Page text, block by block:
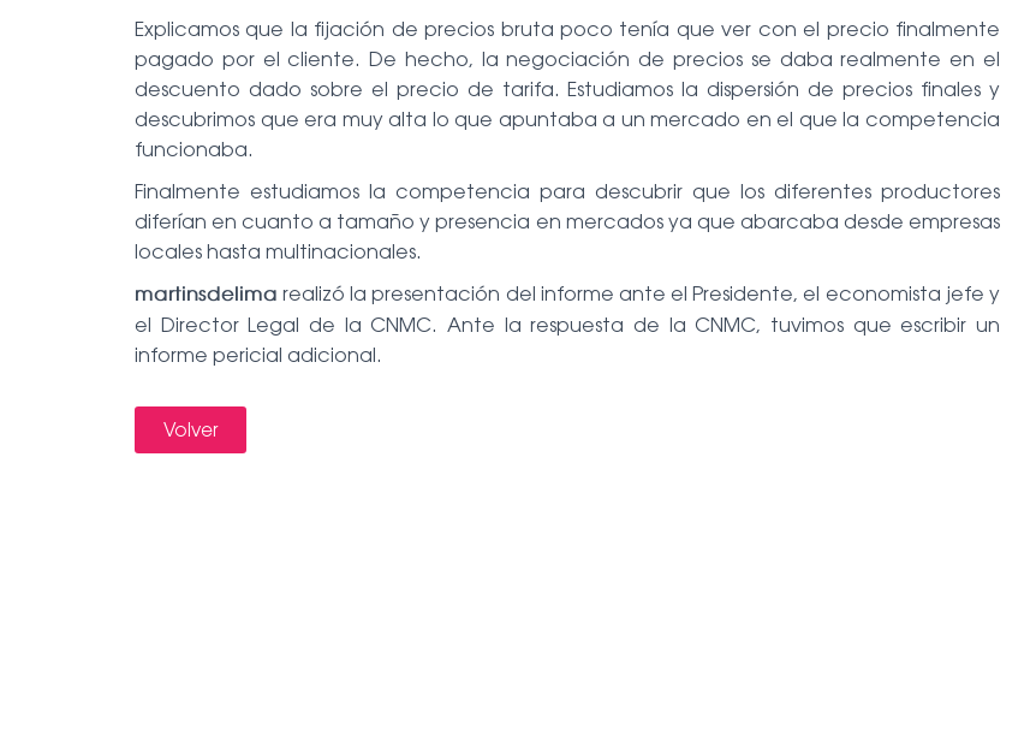
Explicamos que la fijación de precios bruta poco tenía que ver con el precio finalmente
pagado por el cliente. De hecho, la negociación de precios se daba realmente en el
descuento dado sobre el precio de tarifa. Estudiamos la dispersión de precios finales y
descubrimos que era muy alta lo que apuntaba a un mercado en el que la competencia
funcionaba.
Finalmente estudiamos la competencia para descubrir que los diferentes productores
diferían en cuanto a tamaño y presencia en mercados ya que abarcaba desde empresas
locales hasta multinacionales.
martinsdelima realizó la presentación del informe ante el Presidente, el economista jefe y
el Director Legal de la CNMC. Ante la respuesta de la CNMC, tuvimos que escribir un
informe pericial adicional.
Volver